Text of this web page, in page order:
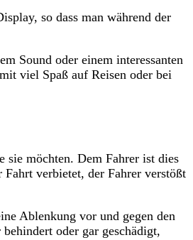
so dass man während der
Sound oder einem interessanten
viel Spaß auf Reisen oder bei
sie möchten. Dem Fahrer ist dies
verbietet, der Fahrer verstößt
Ablenkung vor und gegen den
oder gar geschädigt,